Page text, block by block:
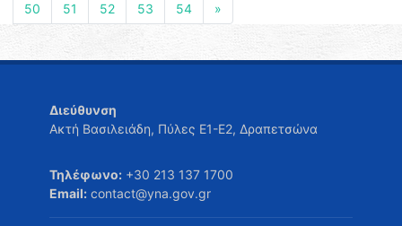
50 51 52 53 54 »
Διεύθυνση
Ακτή Βασιλειάδη, Πύλες Ε1-Ε2, Δραπετσώνα
Τηλέφωνο: +30 213 137 1700
Email: contact@yna.gov.gr